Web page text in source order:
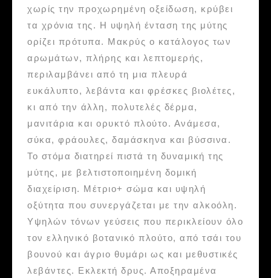
χωρίς την προχωρημένη οξείδωση, κρύβει
τα χρόνια της. Η υψηλή ένταση της μύτης
ορίζει πρότυπα. Μακρύς ο κατάλογος των
αρωμάτων, πλήρης και λεπτομερής,
περιλαμβάνει από τη μια πλευρά
ευκάλυπτο, λεβάντα και φρέσκες βιολέτες,
κι από την άλλη, πολυτελές δέρμα,
μανιτάρια και ορυκτό πλούτο. Ανάμεσα,
σύκα, φράουλες, δαμάσκηνα και βύσσινα.
Το στόμα διατηρεί πιστά τη δυναμική της
μύτης, με βελτιστοποιημένη δομική
διαχείριση. Μέτριο+ σώμα και υψηλή
οξύτητα που συνεργάζεται με την αλκοόλη.
Υψηλών τόνων γεύσεις που περικλείουν όλο
τον ελληνικό βοτανικό πλούτο, από τσάι του
βουνού και άγριο θυμάρι ως και μεθυστικές
λεβάντες. Εκλεκτή δρυς. Αποξηραμένα